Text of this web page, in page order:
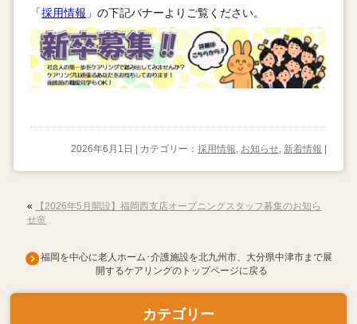
「採用情報 」の下記バナーよりご覧ください。
2026年6月1日 | カテゴリー： 採用情報, お知らせ, 新着情報
«
【2026年5月開設】福岡西支店オープニングスタッフ募集のお知ら
せ🌸
福岡を中心に老人ホーム･介護施設を北九州市、大分県中津市まで展
開するケアリングのトップページに戻る
カテゴリー